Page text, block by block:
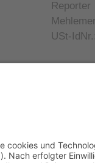
Reporter
USt-